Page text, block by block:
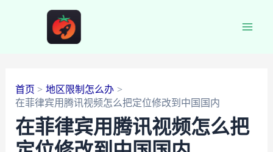
首页
地区限制怎么办
在菲律宾用腾讯视频怎么把定位修改到中国国内
在菲律宾用腾讯视频怎么把